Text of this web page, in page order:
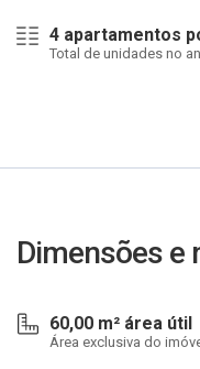
4 apartamentos
Total de unidades no
Dimensões e
60,00 m² área útil
Área exclusiva do